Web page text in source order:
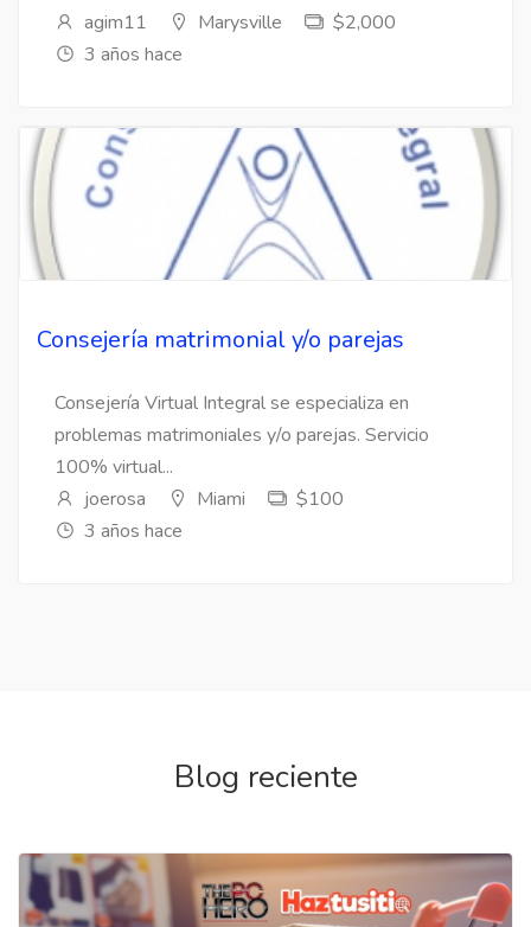
agim11
Marysville
$2,000
3 años hace
Consejería matrimonial y/o parejas
Consejería Virtual Integral se especializa en
problemas matrimoniales y/o parejas. Servicio
100% virtual...
joerosa
Miami
$100
3 años hace
Blog reciente